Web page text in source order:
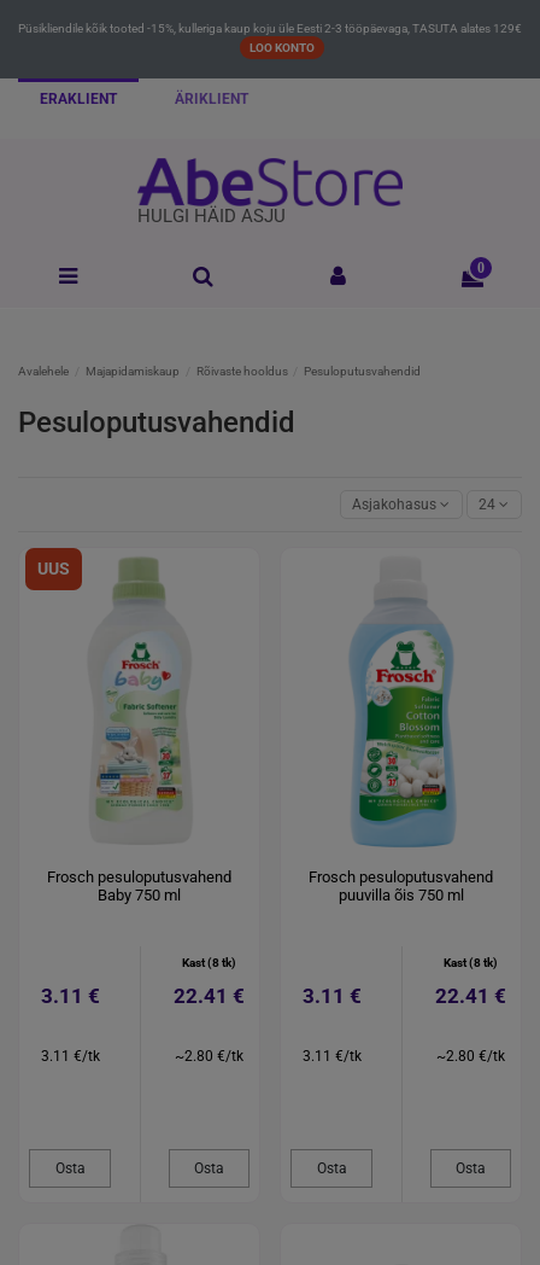
Püsikliendile kõik tooted -15%, kulleriga kaup koju üle Eesti 2-3 tööpäevaga, TASUTA alates 129€
LOO KONTO
ERAKLIENT ÄRIKLIENT
HULGI HÄID ASJU
0
Avalehele Majapidamiskaup Rõivaste hooldus Pesuloputusvahendid
Pesuloputusvahendid
Asjakohasus 24
UUS
Frosch pesuloputusvahend
Baby 750 ml
3.11 €
3.11 €/tk
Osta
Kast (8 tk)
22.41 €
~2.80 €/tk
Osta
Frosch pesuloputusvahend
puuvilla õis 750 ml
3.11 €
3.11 €/tk
Osta
Kast (8 tk)
22.41 €
~2.80 €/tk
Osta